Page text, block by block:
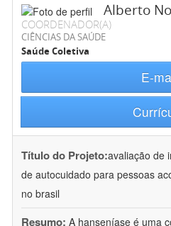
Alberto
COORDENADOR(A)
CIÊNCIAS DA SAÚDE
Saúde Coletiva
E-
Título do Projeto:avaliação de
de autocuidado para pessoas
no brasil
Resumo: A hanseníase é uma